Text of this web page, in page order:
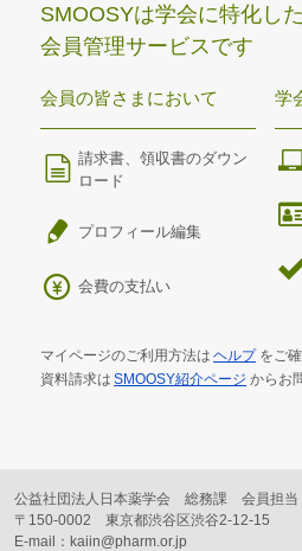
SMOOSYは学会に特化した
会員管理サービスです
会員の皆さまにおいて
請求書、領収書のダウン
ロード
プロフィール編集
会費の支払い
学
マイページのご利用方法は ヘルプ をご
資料請求は SMOOSY紹介ページ からお
公益社団法人日本薬学会 総務課 会員担当
〒150-0002 東京都渋谷区渋谷2-12-15
E-mail：kaiin@pharm.or.jp